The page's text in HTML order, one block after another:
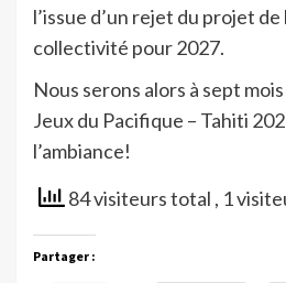
l’issue d’un rejet du projet
collectivité pour 2027.
Nous serons alors à sept
Jeux du Pacifique – Tahiti
l’ambiance!
84 visiteurs total , 1
Partager :